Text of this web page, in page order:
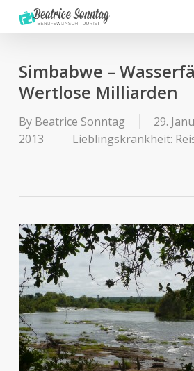
Simbabwe –
Wertlose Milliarden
By Beatrice Sonntag
29.
2013
Lieblingskrankheit: